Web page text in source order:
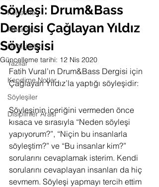
Konserler
Albümler
Değişimler
Yazılar
Kendime Notlar
Söyleşiler
Disiplinler Arası
Söyleşi: Drum&Bass
Dergisi Çağlayan Yıldız
Söyleşisi
Güncelleme tarihi: 12 Nis 2020
Fatih Vural’ın Drum&Bass Dergisi için
Çağlayan Yıldız’la yaptığı söyleşidir:
Söyleşinin içeriğini vermeden önce
kısaca ve sırasıyla “Neden söyleşi
yapıyorum?”, “Niçin bu insanlarla
söyleştim?” ve “Bu insanlar kim?”
sorularını cevaplamak isterim. Kendi
sorularını cevaplayan insanları da hiç
sevmem. Söyleşi yapmayı tercih ettim